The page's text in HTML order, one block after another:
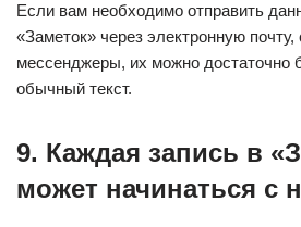
Если вам необходимо отправить
«Заметок» через электронную
мессенджеры, их можно достаточно
обычный текст.
9. Каждая запись в
может начинаться с